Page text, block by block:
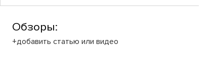
Обзоры:
+добавить статью или видео